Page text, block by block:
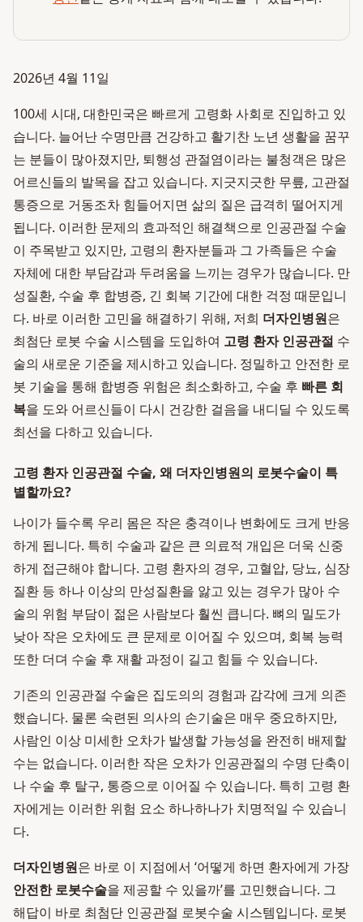
2026년 4월 11일
100세 시대, 대한민국은 빠르게 고령화 사회로 진입하고 있
습니다. 늘어난 수명만큼 건강하고 활기찬 노년 생활을 꿈꾸
는 분들이 많아졌지만, 퇴행성 관절염이라는 불청객은 많은
어르신들의 발목을 잡고 있습니다. 지긋지긋한 무릎, 고관절
통증으로 거동조차 힘들어지면 삶의 질은 급격히 떨어지게
됩니다. 이러한 문제의 효과적인 해결책으로 인공관절 수술
이 주목받고 있지만, 고령의 환자분들과 그 가족들은 수술
자체에 대한 부담감과 두려움을 느끼는 경우가 많습니다. 만
성질환, 수술 후 합병증, 긴 회복 기간에 대한 걱정 때문입니
다. 바로 이러한 고민을 해결하기 위해, 저희 더자인병원은
최첨단 로봇 수술 시스템을 도입하여 고령 환자 인공관절 수
술의 새로운 기준을 제시하고 있습니다. 정밀하고 안전한 로
봇 기술을 통해 합병증 위험은 최소화하고, 수술 후 빠른 회
복을 도와 어르신들이 다시 건강한 걸음을 내디딜 수 있도록
최선을 다하고 있습니다.
고령 환자 인공관절 수술, 왜 더자인병원의 로봇수술이 특
별할까요?
나이가 들수록 우리 몸은 작은 충격이나 변화에도 크게 반응
하게 됩니다. 특히 수술과 같은 큰 의료적 개입은 더욱 신중
하게 접근해야 합니다. 고령 환자의 경우, 고혈압, 당뇨, 심장
질환 등 하나 이상의 만성질환을 앓고 있는 경우가 많아 수
술의 위험 부담이 젊은 사람보다 훨씬 큽니다. 뼈의 밀도가
낮아 작은 오차에도 큰 문제로 이어질 수 있으며, 회복 능력
또한 더뎌 수술 후 재활 과정이 길고 힘들 수 있습니다.
기존의 인공관절 수술은 집도의의 경험과 감각에 크게 의존
했습니다. 물론 숙련된 의사의 손기술은 매우 중요하지만,
사람인 이상 미세한 오차가 발생할 가능성을 완전히 배제할
수는 없습니다. 이러한 작은 오차가 인공관절의 수명 단축이
나 수술 후 탈구, 통증으로 이어질 수 있습니다. 특히 고령 환
자에게는 이러한 위험 요소 하나하나가 치명적일 수 있습니
다.
더자인병원은 바로 이 지점에서 ‘어떻게 하면 환자에게 가장
안전한 로봇수술을 제공할 수 있을까’를 고민했습니다. 그
해답이 바로 최첨단 인공관절 로봇수술 시스템입니다. 로봇